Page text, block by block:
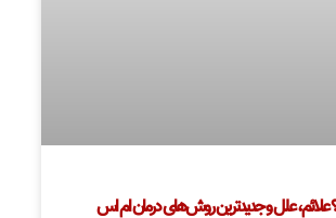
علل و جدیدترین روش‌های درمان ام اس